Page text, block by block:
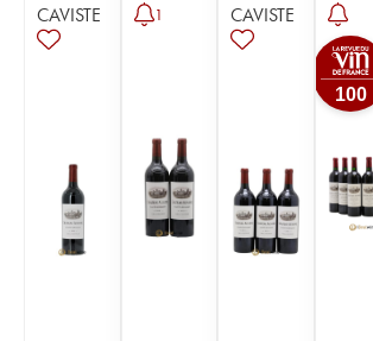
CAVISTE
1
CAVISTE
100